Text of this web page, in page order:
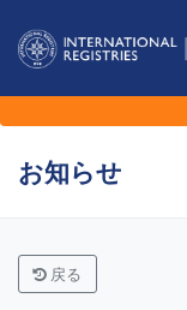
お知らせ
戻る